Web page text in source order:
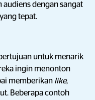
audiens dengan sangat
tepat.
untuk menarik
ingin menonton
memberikan like,
Beberapa contoh